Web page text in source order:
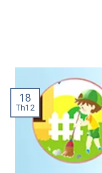
18
Th12